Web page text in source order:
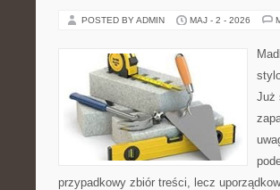
POSTED BY ADMIN MAJ - 2 - 2026
Już
przypadkowy zbiór treści, lecz